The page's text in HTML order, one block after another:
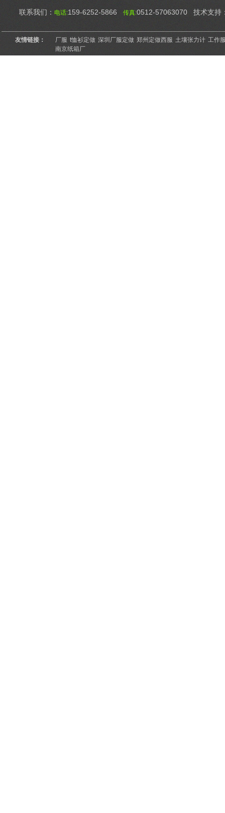
联系我们： 电话:159-6252-5866 传真:0512-57063070 技术支持
友情链接： 厂服 t恤衫定做 深圳厂服定做 郑州定做西服 土壤张力计 工作
南京纸箱厂